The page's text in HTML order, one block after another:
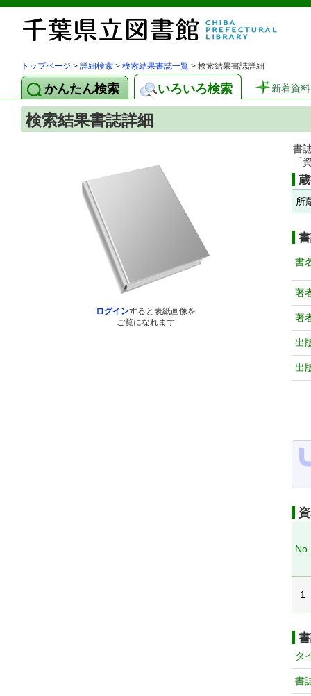
トップページ > 詳細検索 > 検索結果書誌一覧 > 検索結果書誌詳細
かんたん検索 いろいろ検索 新着資料
検索結果書誌詳細
ログインすると表紙画像を
ご覧になれます
書
「
所
書
著
著
出
出
No.
1
タ
書